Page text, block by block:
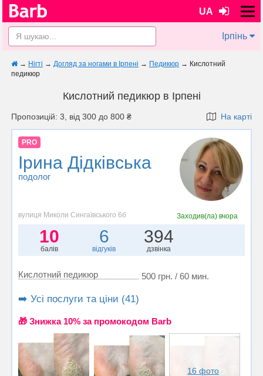
UA
Ірпінь
→ Нігті → Догляд за ногами в Ірпені → Педикюр → Кислотний
педикюр
Кислотний педикюр в Ірпені
Пропозицій: 3, від 300 до 800 ₴ На карті
PRO
Ірина Дідківська
подолог
вулиця Миколи Сингаївського 6б Заходив(ла) вчора
10
балів
6
відгуків
394
дзвінка
Кислотний педикюр 500 грн. / 60 мин.
➡️ Усі послуги та ціни (41)
🎁 Знижка 10% за промокодом Barb
16 фото